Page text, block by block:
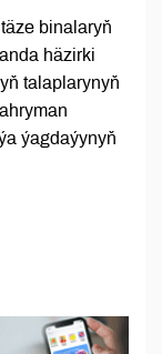
binalaryň
häzirki
talaplarynyň
ýagdaýynyň